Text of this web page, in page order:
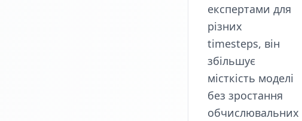
експертами для
різних
timesteps, він
збільшує
місткість моделі
без зростання
обчислювальних